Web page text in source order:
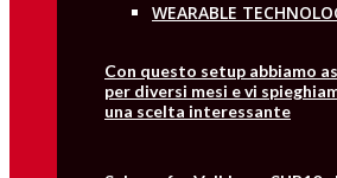
WEARABLE
Con questo setup abbiamo
per diversi mesi e vi
una scelta interessante